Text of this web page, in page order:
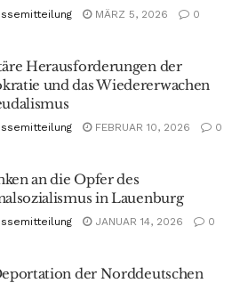
MÄRZ 5, 2026
0
Herausforderungen der
und das Wiedererwachen
FEBRUAR 10, 2026
0
an die Opfer des
in Lauenburg
JANUAR 14, 2026
0
der Norddeutschen